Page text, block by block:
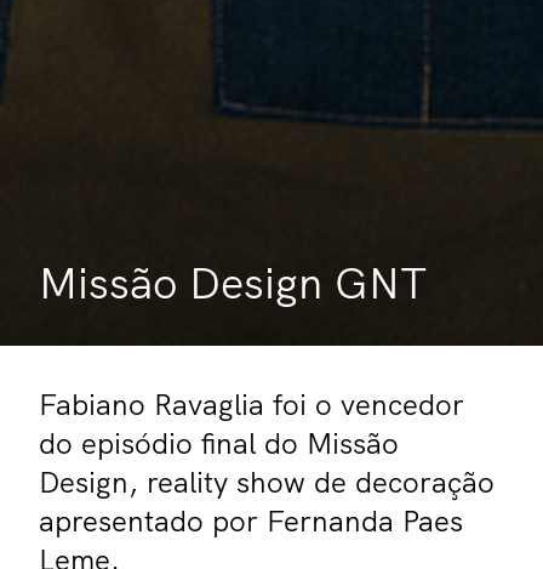
Missão Design GNT
Fabiano Ravaglia foi o vencedor
do episódio final do Missão
Design, reality show de decoração
apresentado por Fernanda Paes
Leme.